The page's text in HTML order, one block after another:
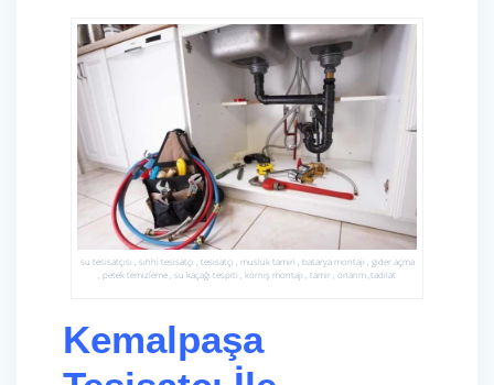
su tesisatçısı , sıhhi tesisatçı , tesisatçı , musluk tamiri , batarya montajı , gider açma
, petek temizleme , su kaçağı tespiti , korniş montajı , tamir , onarım ,tadilat
Kemalpaşa